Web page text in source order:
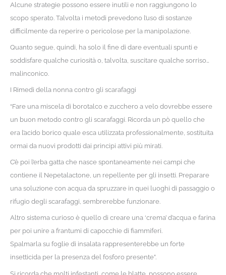
Alcune strategie possono essere inutili e non raggiungono lo
scopo sperato. Talvolta i metodi prevedono l’uso di sostanze
difficilmente da reperire o pericolose per la manipolazione.
Quanto segue, quindi, ha solo il fine di dare eventuali spunti e
soddisfare qualche curiosità o, talvolta, suscitare qualche sorriso…
malinconico.
I Rimedi della nonna contro gli scarafaggi
“Fare una miscela di borotalco e zucchero a velo dovrebbe essere
un buon metodo contro gli scarafaggi. Ricorda un pò quello che
era l’acido borico quale esca utilizzata professionalmente, sostituita
ormai da nuovi prodotti dai principi attivi più mirati.
C’è poi l’erba gatta che nasce spontaneamente nei campi che
contiene il Nepetalactone, un repellente per gli insetti. Preparare
una soluzione con acqua da spruzzare in quei luoghi di passaggio o
rifugio degli scarafaggi, sembrerebbe funzionare.
Altro sistema curioso è quello di creare una ‘crema’ d’acqua e farina
per poi unire a frantumi di capocchie di fiammiferi.
Spalmarla su foglie di insalata rappresenterebbe un forte
insetticida per la presenza del fosforo presente”.